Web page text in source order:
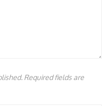
Required fields are